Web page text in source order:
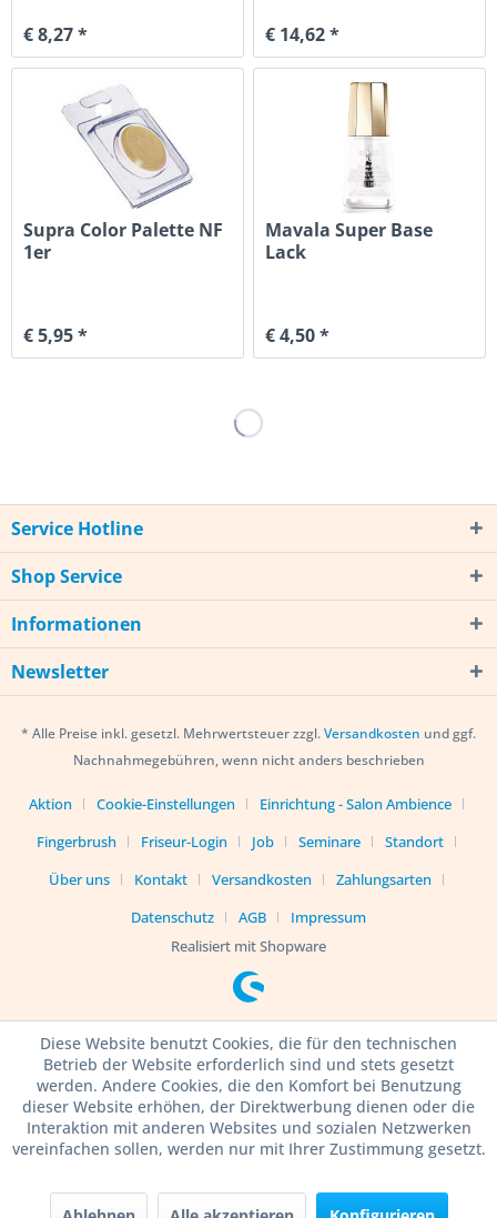
€ 8,27 * € 14,62 *
Supra Color Palette NF
1er
€ 5,95 *
Mavala Super Base
Lack
€ 4,50 *
Service Hotline
Shop Service
Informationen
Newsletter
* Alle Preise inkl. gesetzl. Mehrwertsteuer zzgl.Versandkosten und ggf.
Nachnahmegebühren, wenn nicht anders beschrieben
Aktion Cookie-Einstellungen
Einrichtung - Salon Ambience
Fingerbrush
Friseur-Login Job Seminare
Standort
Über uns
Kontakt Versandkosten
Zahlungsarten
Datenschutz
AGB
Impressum
Realisiert mit Shopware
Diese Website benutzt Cookies, die für den technischen
Betrieb der Website erforderlich sind und stets gesetzt
werden. Andere Cookies, die den Komfort bei Benutzung
dieser Website erhöhen, der Direktwerbung dienen oder die
Interaktion mit anderen Websites und sozialen Netzwerken
vereinfachen sollen, werden nur mit Ihrer Zustimmung gesetzt.